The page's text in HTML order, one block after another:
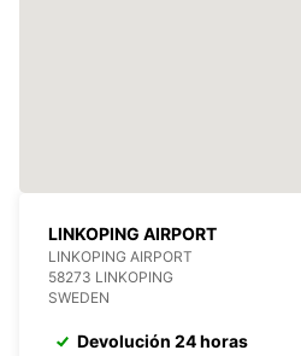
LINKOPING AIRPORT
LINKOPING AIRPORT
58273 LINKOPING
SWEDEN
Devolución 24 horas